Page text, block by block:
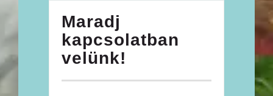
Maradj
kapcsolatban
velünk!